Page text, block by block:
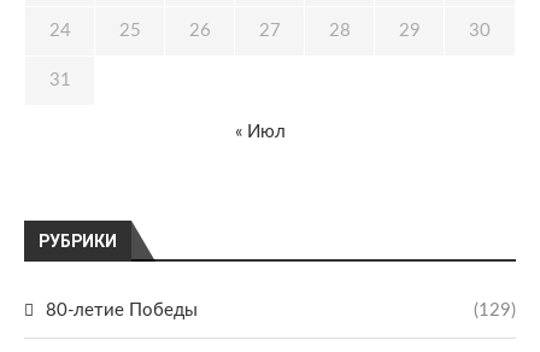
РУБРИКИ
80-летие Победы (129)
24 25 26 27 28 29 30
31
« Июл